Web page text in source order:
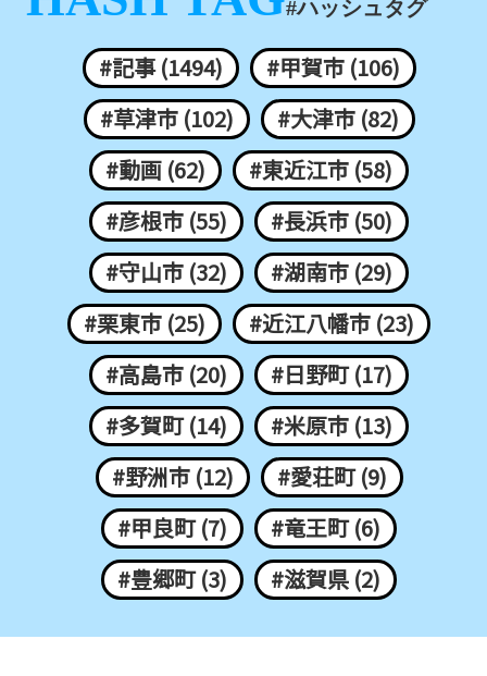
#ハッシュタグ
#記事 (1494)
#甲賀市 (106)
#草津市 (102)
#大津市 (82)
#動画 (62)
#東近江市 (58)
#彦根市 (55)
#長浜市 (50)
#守山市 (32)
#湖南市 (29)
#栗東市 (25)
#近江八幡市 (23)
#高島市 (20)
#日野町 (17)
#多賀町 (14)
#米原市 (13)
#野洲市 (12)
#愛荘町 (9)
#甲良町 (7)
#竜王町 (6)
#豊郷町 (3)
#滋賀県 (2)